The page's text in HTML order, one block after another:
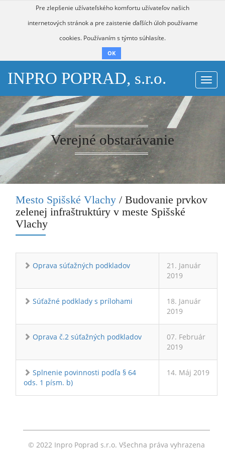
Pre zlepšenie užívateľského komfortu užívateľov našich
internetových stránok a pre zaistenie ďaľších úloh používame
cookies. Používaním s týmto súhlasíte.
OK
INPRO POPRAD, s.r.o.
Verejné obstarávanie
Mesto Spišské Vlachy / Budovanie prvkov
zelenej infraštruktúry v meste Spišské
Vlachy
Oprava súťažných podkladov
21. Január
2019
Súťažné podklady s prílohami
18. Január
2019
Oprava č.2 súťažných podkladov
07. Február
2019
Splnenie povinnosti podľa § 64
ods. 1 písm. b)
14. Máj 2019
© 2022 Inpro Poprad s.r.o. Všechna práva vyhrazena